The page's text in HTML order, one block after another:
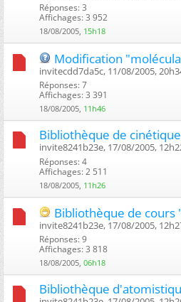
Réponses: 3
Affichages: 3 952
18/08/2005, 15h18
Modification
invitecdd7da5c, 11/08/2005,
Réponses: 7
Affichages: 3 391
18/08/2005, 11h46
Bibliothèque de cinétique
invite8241b23e, 17/08/2005,
Réponses: 4
Affichages: 2 511
18/08/2005, 11h26
Bibliothèque de
invite8241b23e, 17/08/2005,
Réponses: 9
Affichages: 3 818
18/08/2005, 06h18
Bibliothèque